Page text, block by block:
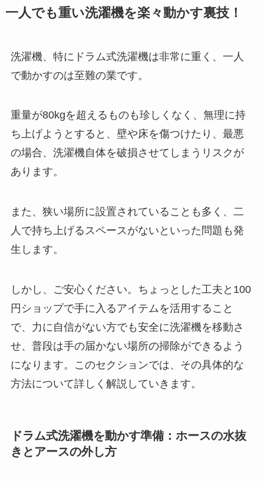
一人でも重い洗濯機を楽々動かす裏技！
洗濯機、特にドラム式洗濯機は非常に重く、一人
で動かすのは至難の業です。
重量が80kgを超えるものも珍しくなく、無理に持
ち上げようとすると、壁や床を傷つけたり、最悪
の場合、洗濯機自体を破損させてしまうリスクが
あります。
また、狭い場所に設置されていることも多く、二
人で持ち上げるスペースがないといった問題も発
生します。
しかし、ご安心ください。ちょっとした工夫と100
円ショップで手に入るアイテムを活用すること
で、力に自信がない方でも安全に洗濯機を移動さ
せ、普段は手の届かない場所の掃除ができるよう
になります。このセクションでは、その具体的な
方法について詳しく解説していきます。
ドラム式洗濯機を動かす準備：ホースの水抜
きとアースの外し方